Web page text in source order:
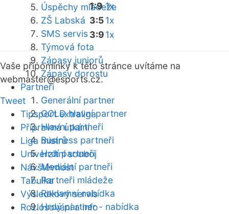
Úspěchy mládeže
ZŠ Labská
SMS servis
Týmová fota
Zápasy juniorů
Zápasy dorostu
Partneři
Generální partner
GOLD hlavní partner
Hlavní partneři
Business partneři
Hrdí partneři
Mediální partneři
Partneři mládeže
Reklamní nabídka
Hrdý partner - nabídka
1:9 1x
3:51x
3:91x
Vaše připomínky k této stránce uvítáme na
webmaster@esports.cz.
Tweet
Tipsport extraliga
Přípravná utkání
Liga mistrů
Univerzitní souboj
Návštěvnost
Tabulka
Výsledkový servis
Rozlosování a info